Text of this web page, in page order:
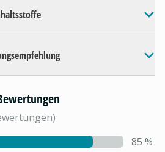
)
85 %